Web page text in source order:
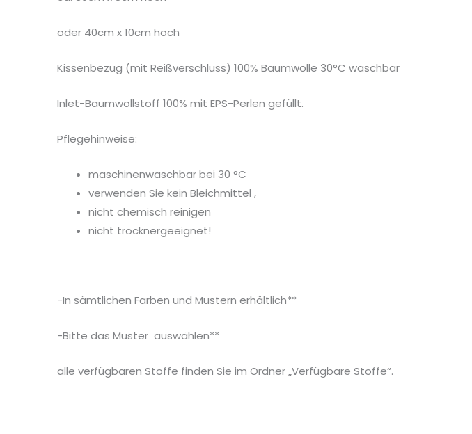
oder 40cm x 10cm hoch
Kissenbezug (mit Reißverschluss) 100% Baumwolle 30°C waschbar
Inlet-Baumwollstoff 100% mit EPS-Perlen gefüllt.
Pflegehinweise:
maschinenwaschbar bei 30 °C
verwenden Sie kein Bleichmittel ,
nicht chemisch reinigen
nicht trocknergeeignet!
-In sämtlichen Farben und Mustern erhältlich**
-Bitte das Muster auswählen**
alle verfügbaren Stoffe finden Sie im Ordner „Verfügbare Stoffe“.